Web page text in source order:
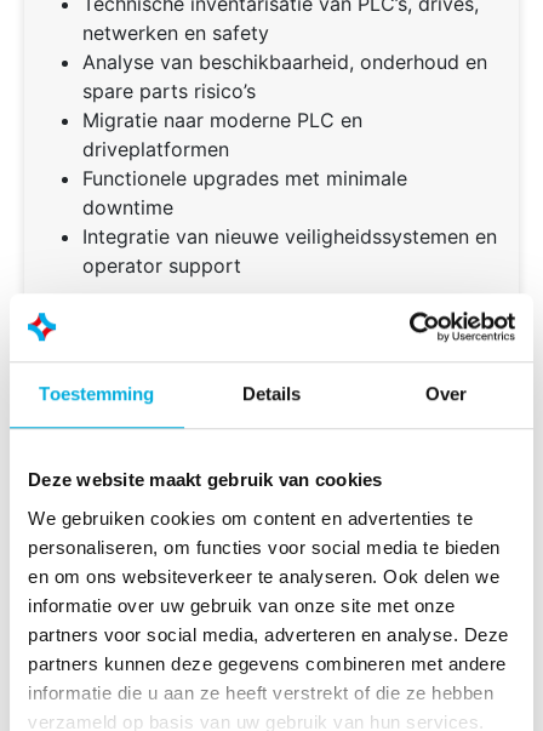
Toestemming Details Over
Deze website maakt gebruik van cookies
We gebruiken cookies om content en advertenties te
personaliseren, om functies voor social media te bieden
en om ons websiteverkeer te analyseren. Ook delen we
informatie over uw gebruik van onze site met onze
partners voor social media, adverteren en analyse. Deze
partners kunnen deze gegevens combineren met andere
informatie die u aan ze heeft verstrekt of die ze hebben
verzameld op basis van uw gebruik van hun services.
netwerken en safety
Analyse van beschikbaarheid, onderhoud en
spare parts risico’s
Migratie naar moderne PLC en
driveplatformen
Functionele upgrades met minimale
downtime
Integratie van nieuwe veiligheidssystemen en
operator support
Voordelen van lifetime extension
Verlenging van de levensduur van de kraan
Hogere betrouwbaarheid en beschikbaarheid
vervanging
Automation & veiligheid
Meer veiligheid, meer overzicht, meer
controle